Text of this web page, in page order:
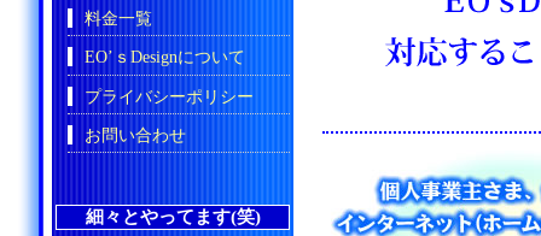
料金一覧
EO’ｓDesignについて
プライバシーポリシー
お問い合わせ
細々とやってます(笑)